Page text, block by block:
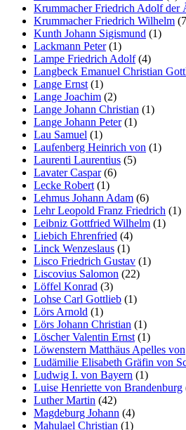
Krummacher Friedrich Adolf der
Krummacher Friedrich Wilhelm
Kunth Johann Sigismund (1)
Lackmann Peter(1)
Lampe Friedrich Adolf(4)
Langbeck Emanuel Christian
Lange Ernst (1)
Lange Joachim (2)
Lange Johann Christian (1)
Lange Johann Peter(1)
Lau Samuel (1)
Laufenberg Heinrich von (1)
Laurenti Laurentius (5)
Lavater Caspar(6)
Lecke Robert (1)
Lehmus Johann Adam (6)
Lehr Leopold Franz Friedrich (1)
Leibniz Gottfried Wilhelm (1)
Liebich Ehrenfried (4)
Linck Wenzeslaus (1)
Lisco Friedrich Gustav (1)
Liscovius Salomon (22)
Löffel Konrad (3)
Lohse Carl Gottlieb (1)
Lörs Arnold (1)
Lörs Johann Christian (1)
Löscher Valentin Ernst (1)
Löwenstern Matthäus Apelles von
Ludämilie Elisabeth Gräfin von
Ludwig I. von Bayern (1)
Luise Henriette von Brandenburg
Luther Martin (42)
Magdeburg Johann (4)
Mahulael Christian (1)